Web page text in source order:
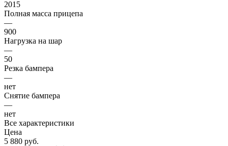
2015
Полная масса прицепа
—
900
Нагрузка на шар
—
50
Резка бампера
—
нет
Снятие бампера
—
нет
Все характеристики
Цена
5 880 руб.